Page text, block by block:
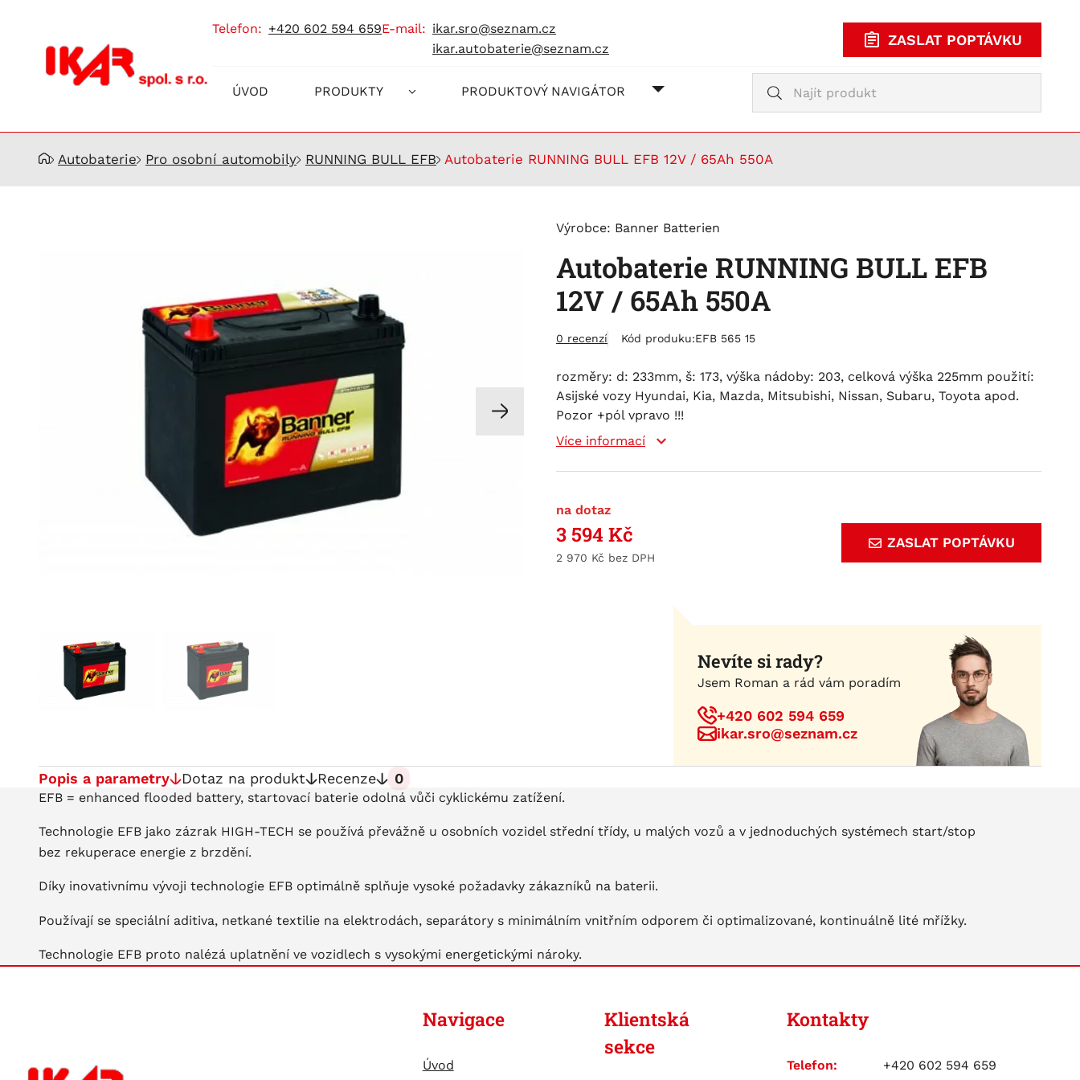
Prodej
akumulátorů
telefon: +420 602 594 659 e-mail: ikar.sro@seznam.cz
ikar.autobaterie@seznam.cz
ZASLAT POPTÁVKU
ÚVOD PRODUKTY PRODUKTOVÝ NAVIGÁTOR JAK NAKUPOVATVyhledávání
Autobaterie Pro osobní automobily RUNNING BULL EFB Autobaterie RUNNING BULL EFB 12V / 65Ah 550A
Výrobce: Banner Batterien
Autobaterie RUNNING BULL EFB
12V / 65Ah 550A
0 recenzí Kód produku:EFB 565 15
rozměry: d: 233mm, š: 173, výška nádoby: 203, celková výška 225mm použití:
Asijské vozy Hyundai, Kia, Mazda, Mitsubishi, Nissan, Subaru, Toyota apod.
Pozor +pól vpravo !!!
Více informací
na dotaz
3 594 Kč
2 970 Kč
ZASLAT POPTÁVKU
Nevíte si rady?
Jsem Roman a rád vám poradím
+420 602 594 659
ikar.sro@seznam.cz
Popis a parametry Dotaz na produkt Recenze 0
EFB = enhanced flooded battery, startovací baterie odolná vůči cyklickému zatížení.
Technologie EFB jako zázrak HIGH-TECH se používá převážně u osobních vozidel střední třídy, u malých vozů a v jednoduchých systémech start/stop
bez rekuperace energie z brzdění.
Díky inovativnímu vývoji technologie EFB optimálně splňuje vysoké požadavky zákazníků na baterii.
Používají se speciální aditiva, netkané textilie na elektrodách, separátory s minimálním vnitřním odporem či optimalizované, kontinuálně lité mřížky.
Technologie EFB proto nalézá uplatnění ve vozidlech s vysokými energetickými nároky.
Navigace
Úvod
Klientská
sekce
Kontakty
Telefon:
+420 602 594 659